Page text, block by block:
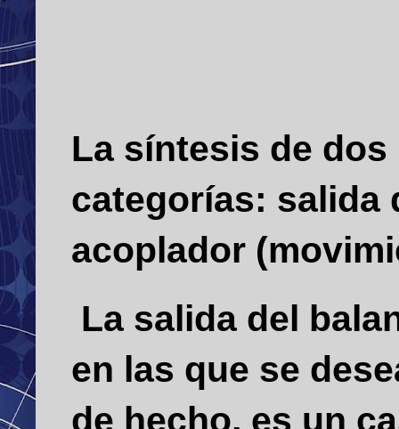
La síntesis de
categorías: salida
acoplador
La salida del
en las que se
de hecho, es un